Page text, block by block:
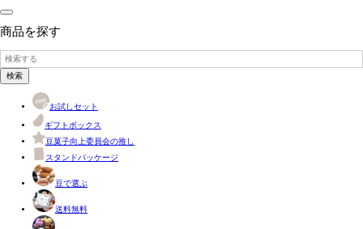
商品を探す
検索
お試しセット
ギフトボックス
豆菓子向上委員会の推し
スタンドパッケージ
豆で選ぶ
送料無料